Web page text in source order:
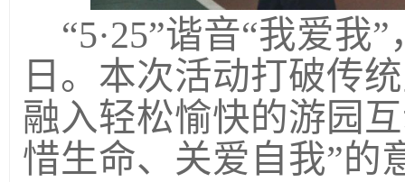
“5·25”谐音“我爱我
日。本次活动打破传
融入轻松愉快的游园
惜生命、关爱自我”的